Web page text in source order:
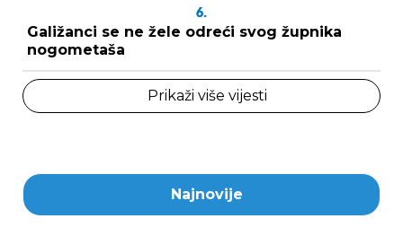
6.
Galižanci se ne žele odreći svog župnika
nogometaša
Prikaži više vijesti
Najnovije